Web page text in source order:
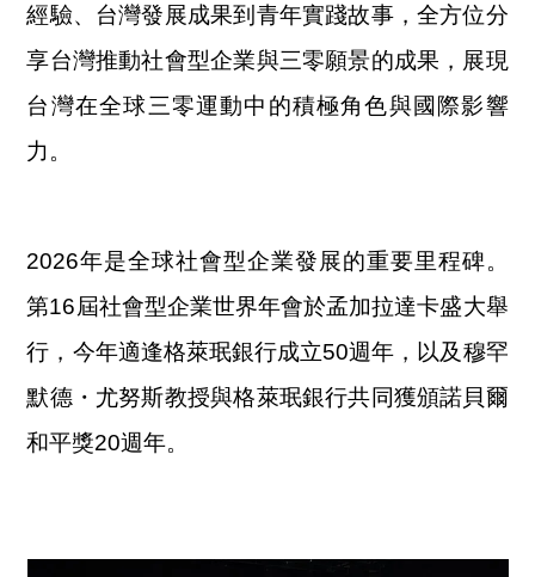
經驗、台灣發展成果到青年實踐故事，全方位分
享台灣推動社會型企業與三零願景的成果，展現
台灣在全球三零運動中的積極角色與國際影響
力。
2026年是全球社會型企業發展的重要里程碑。
第16屆社會型企業世界年會於孟加拉達卡盛大舉
行，今年適逢格萊珉銀行成立50週年，以及穆罕
默德・尤努斯教授與格萊珉銀行共同獲頒諾貝爾
和平獎20週年。